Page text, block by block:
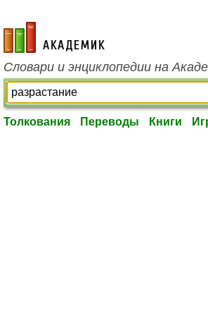
academic.ru
Словари и энциклопедии на
Толкования Переводы Книги